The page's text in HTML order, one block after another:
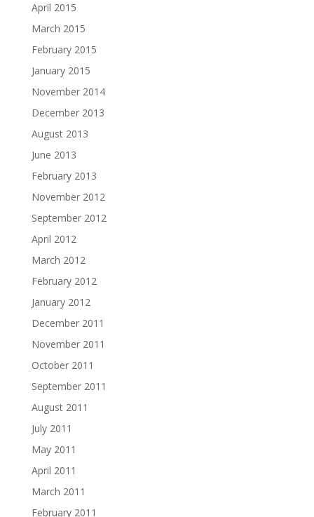
April 2015
March 2015
February 2015
January 2015
November 2014
December 2013
August 2013
June 2013
February 2013
November 2012
September 2012
April 2012
March 2012
February 2012
January 2012
December 2011
November 2011
October 2011
September 2011
August 2011
July 2011
May 2011
April 2011
March 2011
February 2011